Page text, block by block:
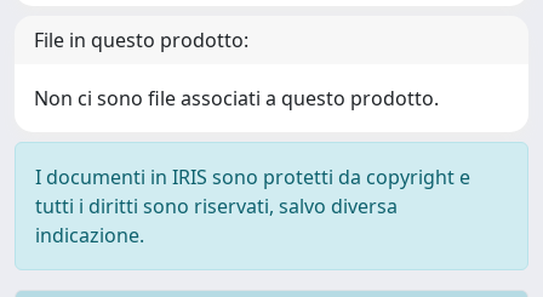
File in questo prodotto:
Non ci sono file associati a questo prodotto.
I documenti in IRIS sono protetti da copyright e
tutti i diritti sono riservati, salvo diversa
indicazione.